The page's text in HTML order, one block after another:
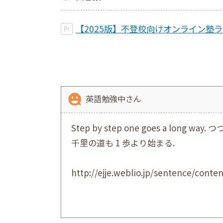
【2025版】不登校向けオンライン塾
英語勉強中さん
Step by step one goes a long way. つ
千里の道も 1 歩より始まる.
http://ejje.weblio.jp/sentence/